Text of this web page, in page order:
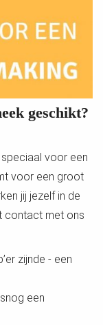
geschikt?
voor een
voor een groot
jij jezelf in de
contact met ons
zijnde - een
een